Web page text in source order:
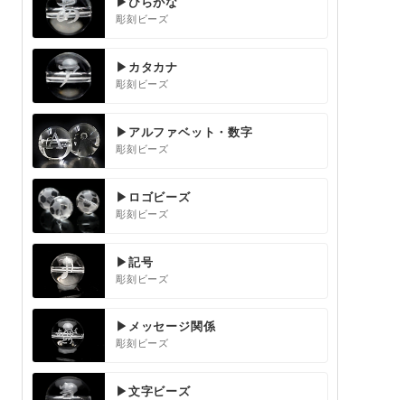
彫刻ビーズ
▶カタカナ
彫刻ビーズ
▶アルファベット・数字
彫刻ビーズ
▶ロゴビーズ
彫刻ビーズ
▶記号
彫刻ビーズ
▶メッセージ関係
彫刻ビーズ
▶文字ビーズ